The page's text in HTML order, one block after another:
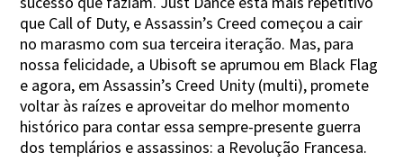
que Call of Duty, e Assassin’s Creed começou a cair
no marasmo com sua terceira iteração. Mas, para
nossa felicidade, a Ubisoft se aprumou em Black Flag
e agora, em Assassin’s Creed Unity (multi), promete
voltar às raízes e aproveitar do melhor momento
histórico para contar essa sempre-presente guerra
dos templários e assassinos: a Revolução Francesa.